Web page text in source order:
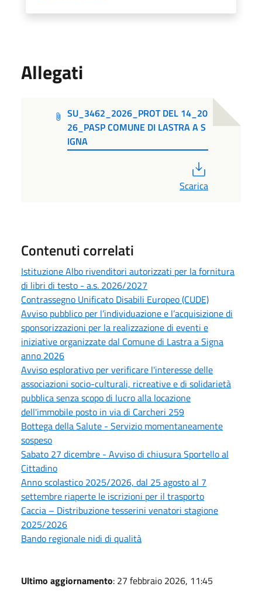
Allegati
SU_3462_2026_PROT DEL 14_20
26_PASP COMUNE DI LASTRA A S
IGNA
Scarica
Contenuti correlati
Istituzione Albo rivenditori autorizzati per la fornitura
di libri di testo - a.s. 2026/2027
Contrassegno Unificato Disabili Europeo (CUDE)
Avviso pubblico per l’individuazione e l’acquisizione di
sponsorizzazioni per la realizzazione di eventi e
iniziative organizzate dal Comune di Lastra a Signa
anno 2026
Avviso esplorativo per verificare l'interesse delle
associazioni socio-culturali, ricreative e di solidarietà
pubblica senza scopo di lucro alla locazione
dell'immobile posto in via di Carcheri 259
Bottega della Salute - Servizio momentaneamente
sospeso
Sabato 27 dicembre - Avviso di chiusura Sportello al
Cittadino
Anno scolastico 2025/2026, dal 25 agosto al 7
settembre riaperte le iscrizioni per il trasporto
Caccia – Distribuzione tesserini venatori stagione
2025/2026
Bando regionale nidi di qualità
Ultimo aggiornamento: 27 febbraio 2026, 11:45